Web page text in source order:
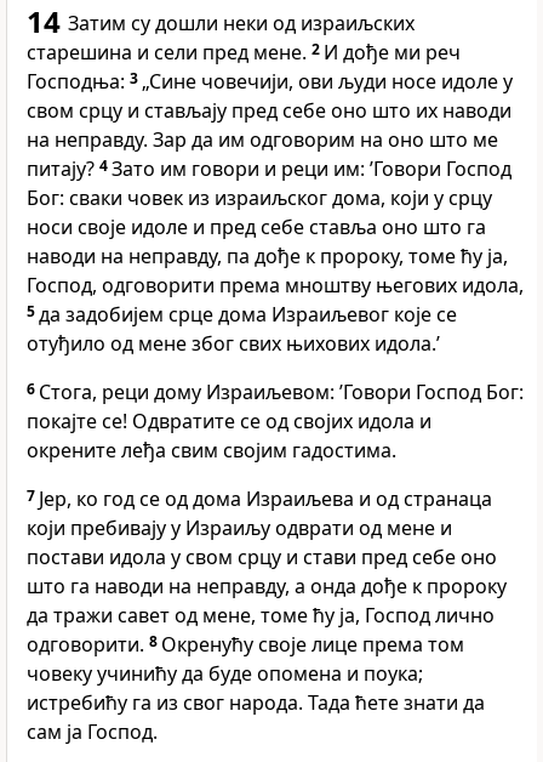
14 Затим су дошли неки од израиљских
старешина и сели пред мене. 2 И дође ми реч
Господња: 3 „Сине човечији, ови људи носе идоле у
свом срцу и стављају пред себе оно што их наводи
на неправду. Зар да им одговорим на оно што ме
питају? 4Зато им говори и реци им: ’Говори Господ
Бог: сваки човек из израиљског дома, који у срцу
носи своје идоле и пред себе ставља оно што га
наводи на неправду, па дође к пророку, томе ћу ја,
Господ, одговорити према мноштву његових идола,
5да задобијем срце дома Израиљевог које се
отуђило од мене због свих њихових идола.’
6 Стога, реци дому Израиљевом: ’Говори Господ Бог:
покајте се! Одвратите се од својих идола и
окрените леђа свим својим гадостима.
7 Јер, ко год се од дома Израиљева и од странаца
који пребивају у Израиљу одврати од мене и
постави идола у свом срцу и стави пред себе оно
што га наводи на неправду, а онда дође к пророку
да тражи савет од мене, томе ћу ја, Господ лично
одговорити. 8 Окренућу своје лице према том
човеку учинићу да буде опомена и поука;
истребићу га из свог народа. Тада ћете знати да
сам ја Господ.